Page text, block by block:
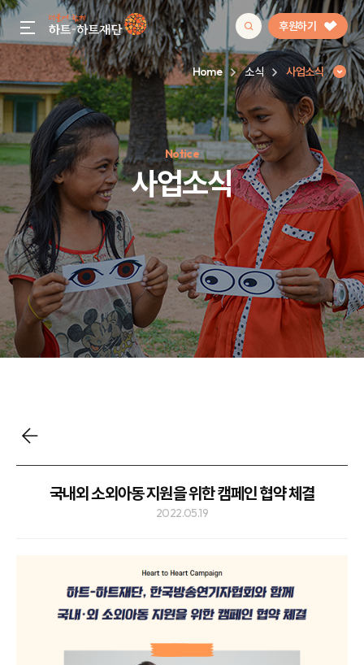
gnb menu open 후원하기
인기 키워드
#정기후원#하트플레이스#캠페인#팬덤후원
Home 소식 사업소식
Notice
사업소식
사업소식
국내외 소외아동 지원을 위한 캠페인 협약 체결
2022.05.19